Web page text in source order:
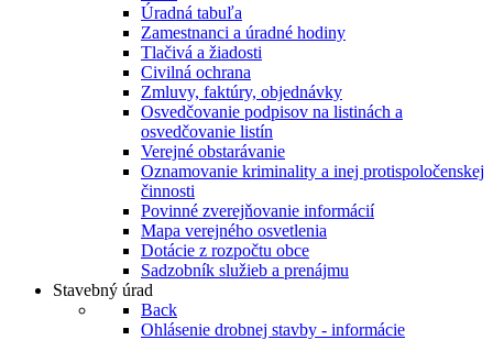
Úradná tabuľa
Zamestnanci a úradné hodiny
Tlačivá a žiadosti
Civilná ochrana
Zmluvy, faktúry, objednávky
Osvedčovanie podpisov na listinách a
osvedčovanie listín
Verejné obstarávanie
Oznamovanie kriminality a inej protispoločenskej
činnosti
Povinné zverejňovanie informácií
Mapa verejného osvetlenia
Dotácie z rozpočtu obce
Sadzobník služieb a prenájmu
Stavebný úrad
Back
Ohlásenie drobnej stavby - informácie